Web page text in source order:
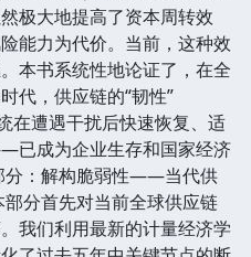
极大地提高了资本周转效
能力为代价。当前，这种效
本书系统性地论证了，在全
代，供应链的“韧性”
在遭遇干扰后快速恢复、适
已成为企业生存和国家经济
分：解构脆弱性——当代供
分首先对当前全球供应链
我们利用最新的计量经济学